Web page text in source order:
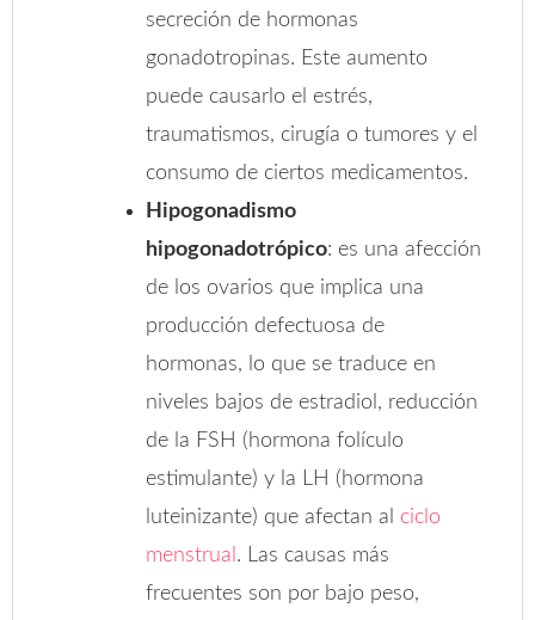
secreción de hormonas
gonadotropinas. Este aumento
puede causarlo el estrés,
traumatismos, cirugía o tumores y el
consumo de ciertos medicamentos.
Hipogonadismo
hipogonadotrópico: es una afección
de los ovarios que implica una
producción defectuosa de
hormonas, lo que se traduce en
niveles bajos de estradiol, reducción
de la FSH (hormona folículo
estimulante) y la LH (hormona
luteinizante) que afectan al ciclo
menstrual . Las causas más
frecuentes son por bajo peso,